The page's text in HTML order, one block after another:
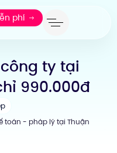
phí
ty tại
990.000đ
toán - pháp lý tại Thuận